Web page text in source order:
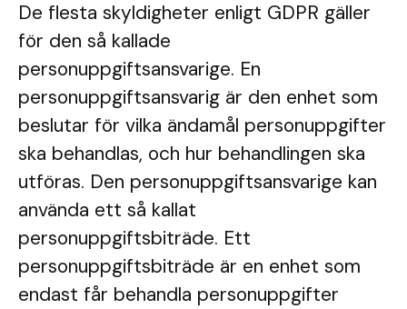
De flesta skyldigheter enligt GDPR gäller
för den så kallade
personuppgiftsansvarige. En
personuppgiftsansvarig är den enhet som
beslutar för vilka ändamål personuppgifter
ska behandlas, och hur behandlingen ska
utföras. Den personuppgiftsansvarige kan
använda ett så kallat
personuppgiftsbiträde. Ett
personuppgiftsbiträde är en enhet som
endast får behandla personuppgifter